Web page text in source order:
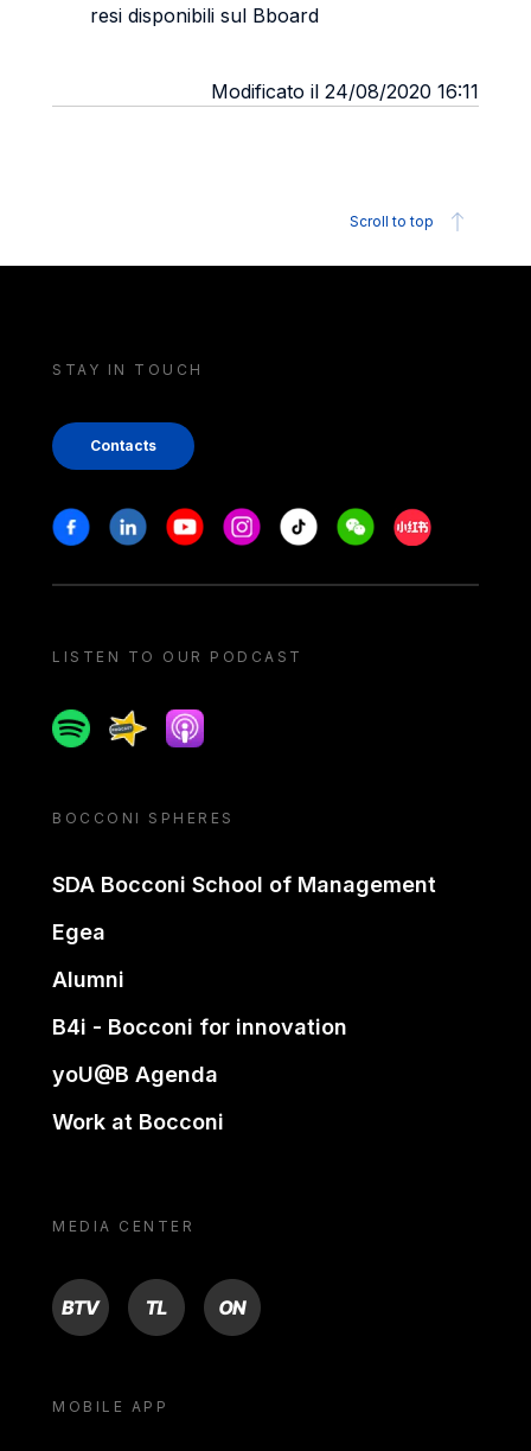
resi disponibili sul Bboard
Modificato il 24/08/2020 16:11
Scroll to top
STAY IN TOUCH
Contacts
Stay in touch
FacebookLinkedinYoutubeInstagram
Tiktok WeechatXiaohongshu/
LISTEN TO OUR PODCAST
SpotifySpreakerApple podcast
BOCCONI SPHERES
SDA Bocconi School of Management
Egea
Alumni
B4i - Bocconi for innovation
yoU@B Agenda
Work at Bocconi
MEDIA CENTER
BTV TL ON
MOBILE APP